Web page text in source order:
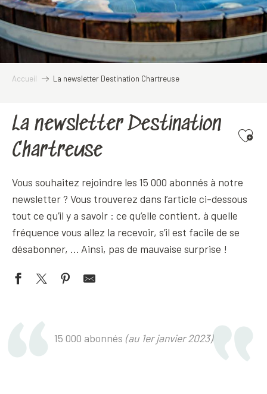
Accueil La newsletter Destination Chartreuse
La newsletter Destination
Chartreuse
Vous souhaitez rejoindre les 15 000 abonnés à notre
newsletter ? Vous trouverez dans l’article ci-dessous
tout ce qu’il y a savoir : ce qu’elle contient, à quelle
fréquence vous allez la recevoir, s’il est facile de se
désabonner, … Ainsi, pas de mauvaise surprise !
15 000 abonnés (au 1er janvier 2023)